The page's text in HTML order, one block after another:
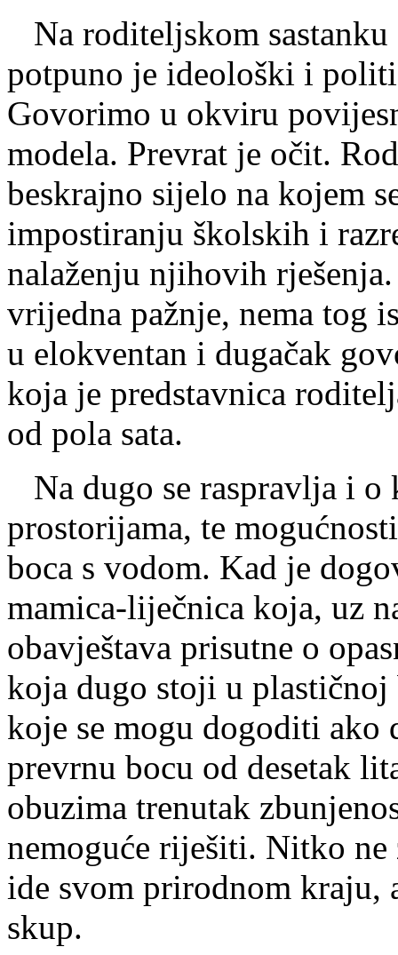
Na roditeljskom sastanku
potpuno je ideološki i
Govorimo u okviru
modela. Prevrat je očit.
beskrajno sijelo na kojem
impostiranju školskih i
nalaženju njihovih
vrijedna pažnje, nema tog
u elokventan i dugačak
koja je predstavnica
od pola sata.
Na dugo se raspravlja i
prostorijama, te
boca s vodom. Kad je
mamica-liječnica koja, uz
obavještava prisutne o
koja dugo stoji u
koje se mogu dogoditi ako
prevrnu bocu od desetak
obuzima trenutak
nemoguće riješiti. Nitko ne
ide svom prirodnom kraju,
skup.